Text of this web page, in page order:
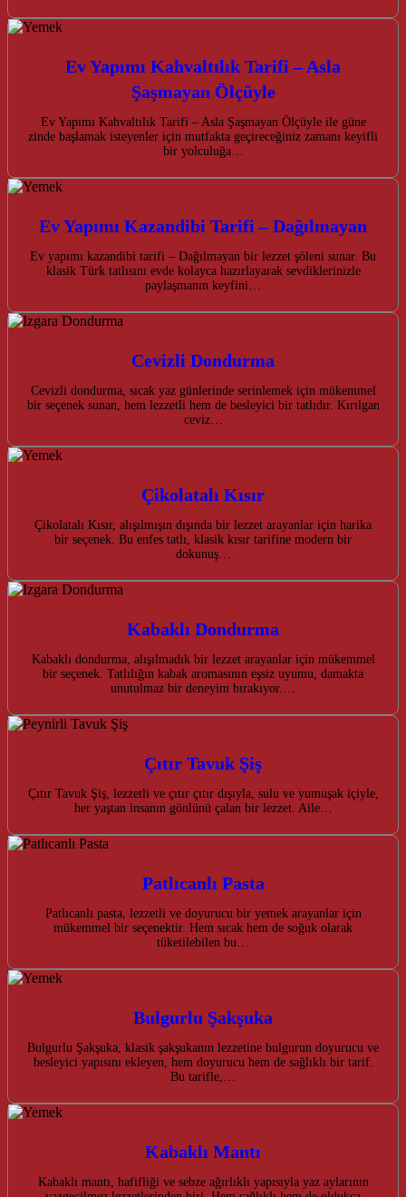
Ev Yapımı Kahvaltılık Tarifi – Asla
Şaşmayan Ölçüyle
Ev Yapımı Kahvaltılık Tarifi – Asla Şaşmayan Ölçüyle ile güne
zinde başlamak isteyenler için mutfakta geçireceğiniz zamanı keyifli
bir yolculuğa…
Ev Yapımı Kazandibi Tarifi – Dağılmayan
Ev yapımı kazandibi tarifi – Dağılmayan bir lezzet şöleni sunar. Bu
klasik Türk tatlısını evde kolayca hazırlayarak sevdiklerinizle
paylaşmanın keyfini…
Cevizli Dondurma
Cevizli dondurma, sıcak yaz günlerinde serinlemek için mükemmel
bir seçenek sunan, hem lezzetli hem de besleyici bir tatlıdır. Kırılgan
ceviz…
Çikolatalı Kısır
Çikolatalı Kısır, alışılmışın dışında bir lezzet arayanlar için harika
bir seçenek. Bu enfes tatlı, klasik kısır tarifine modern bir
dokunuş…
Kabaklı Dondurma
Kabaklı dondurma, alışılmadık bir lezzet arayanlar için mükemmel
bir seçenek. Tatlılığın kabak aromasının eşsiz uyumu, damakta
unutulmaz bir deneyim bırakıyor.…
Çıtır Tavuk Şiş
Çıtır Tavuk Şiş, lezzetli ve çıtır çıtır dışıyla, sulu ve yumuşak içiyle,
her yaştan insanın gönlünü çalan bir lezzet. Aile…
Patlıcanlı Pasta
Patlıcanlı pasta, lezzetli ve doyurucu bir yemek arayanlar için
mükemmel bir seçenektir. Hem sıcak hem de soğuk olarak
tüketilebilen bu…
Bulgurlu Şakşuka
Bulgurlu Şakşuka, klasik şakşukanın lezzetine bulgurun doyurucu ve
besleyici yapısını ekleyen, hem doyurucu hem de sağlıklı bir tarif.
Bu tarifle,…
Kabaklı Mantı
Kabaklı mantı, hafifliği ve sebze ağırlıklı yapısıyla yaz aylarının